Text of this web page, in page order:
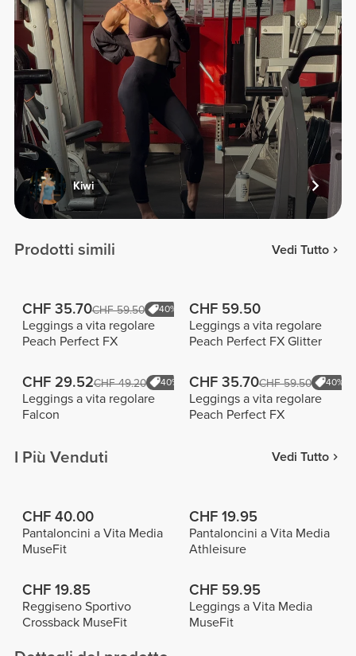
Kiwi
Prodotti simili Vedi Tutto
CHF 35.70CHF 59.50 40%
Leggings a vita regolare
Peach Perfect FX
CHF 59.50
Leggings a vita regolare
Peach Perfect FX Glitter
CHF 29.52CHF 49.20 40%
Leggings a vita regolare
Falcon
CHF 35.70CHF 59.50 40%
Leggings a vita regolare
Peach Perfect FX
I Più Venduti Vedi Tutto
CHF 40.00
Pantaloncini a Vita Media
MuseFit
CHF 19.95
Pantaloncini a Vita Media
Athleisure
CHF 19.85
Reggiseno Sportivo
Crossback MuseFit
CHF 59.95
Leggings a Vita Media
MuseFit